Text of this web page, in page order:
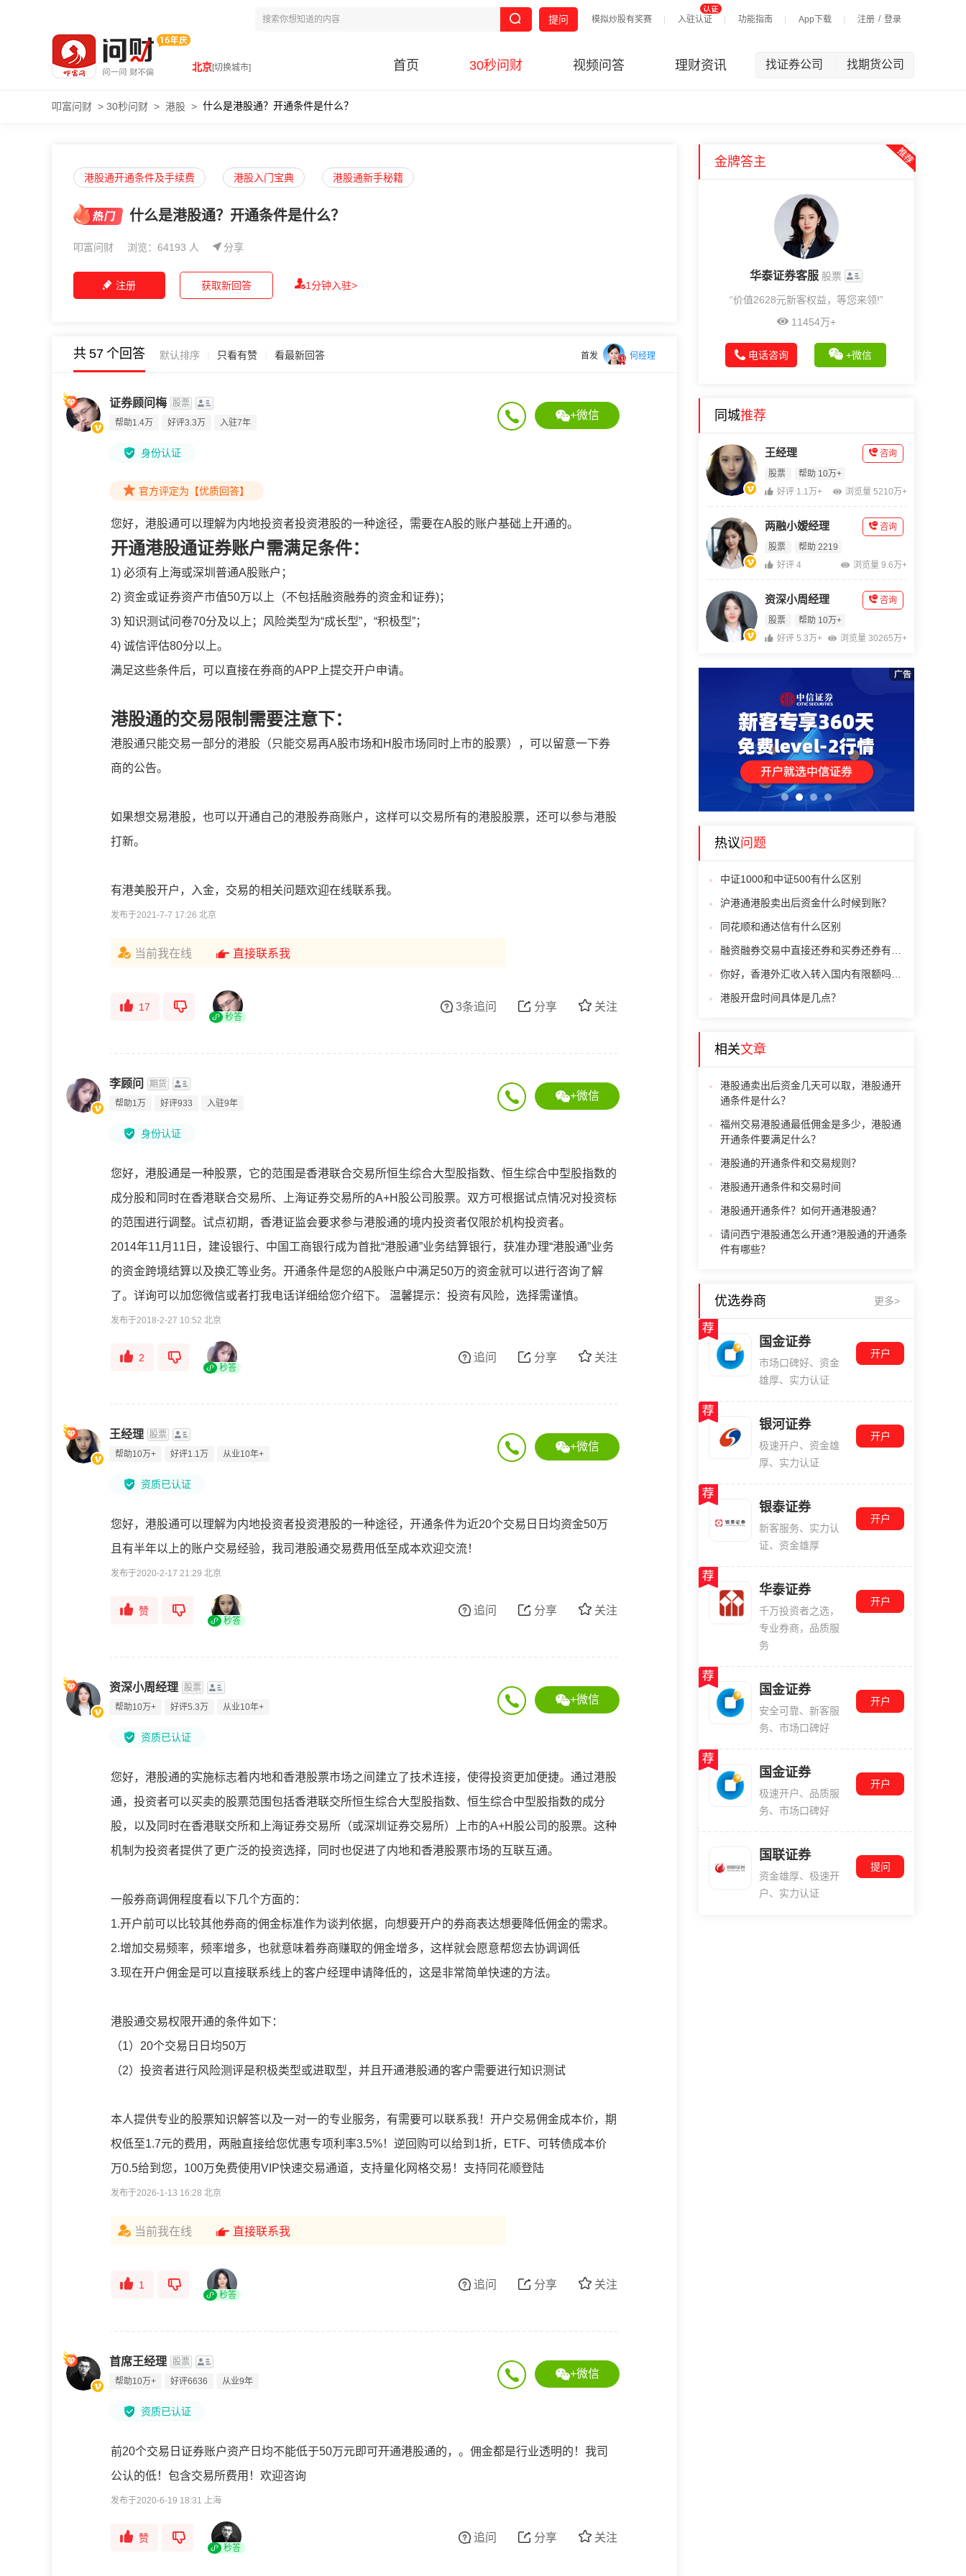
模拟炒股有奖赛 入驻认证 功能指南 App下载 注册 / 登录
提问
北京[切换城市] 首页 30秒问财 视频问答 理财资讯 找证券公司 找期货公司
叩富问财 > 30秒问财 > 港股 > 什么是港股通？开通条件是什么？
港股通开通条件及手续费 港股入门宝典 港股通新手秘籍
什么是港股通？开通条件是什么？
叩富问财 浏览：64193 人 分享
注册 1分钟入驻>
获取新回答
共 57 个回答 默认排序 只看有赞 看最新回答 首发 何经理
+微信
证券顾问梅 股票
帮助1.4万
好评3.3万 入驻7年
身份认证
官方评定为【优质回答】
您好，港股通可以理解为内地投资者投资港股的一种途径，需要在A股的账户基础上开通的。
开通港股通证券账户需满足条件：
1) 必须有上海或深圳普通A股账户；
2) 资金或证券资产市值50万以上（不包括融资融券的资金和证券)；
3) 知识测试问卷70分及以上；风险类型为“成长型”，“积极型”；
4) 诚信评估80分以上。
满足这些条件后，可以直接在券商的APP上提交开户申请。
港股通的交易限制需要注意下：
港股通只能交易一部分的港股（只能交易再A股市场和H股市场同时上市的股票），可以留意一下券
商的公告。
如果想交易港股，也可以开通自己的港股券商账户，这样可以交易所有的港股股票，还可以参与港股
打新。
有港美股开户，入金，交易的相关问题欢迎在线联系我。
发布于2021-7-7 17:26 北京
当前我在线 直接联系我
17
秒答
关注
分享
3条追问
+微信
李顾问
期货
帮助1万
好评933 入驻9年
身份认证
您好，港股通是一种股票，它的范围是香港联合交易所恒生综合大型股指数、恒生综合中型股指数的
成分股和同时在香港联合交易所、上海证券交易所的A+H股公司股票。双方可根据试点情况对投资标
的范围进行调整。试点初期，香港证监会要求参与港股通的境内投资者仅限於机构投资者。
2014年11月11日，建设银行、中国工商银行成为首批“港股通”业务结算银行，获准办理“港股通”业务
的资金跨境结算以及换汇等业务。开通条件是您的A股账户中满足50万的资金就可以进行咨询了解
了。详询可以加您微信或者打我电话详细给您介绍下。 温馨提示：投资有风险，选择需谨慎。
发布于2018-2-27 10:52 北京
2
秒答
关注
分享
追问
+微信
王经理 股票
帮助10万+
好评1.1万 从业10年+
资质已认证
您好，港股通可以理解为内地投资者投资港股的一种途径，开通条件为近20个交易日日均资金50万
且有半年以上的账户交易经验，我司港股通交易费用低至成本欢迎交流！
发布于2020-2-17 21:29 北京
赞
秒答
关注
分享
追问
+微信
资深小周经理 股票
帮助10万+
好评5.3万 从业10年+
资质已认证
您好，港股通的实施标志着内地和香港股票市场之间建立了技术连接，使得投资更加便捷。通过港股
通，投资者可以买卖的股票范围包括香港联交所恒生综合大型股指数、恒生综合中型股指数的成分
股，以及同时在香港联交所和上海证券交易所（或深圳证券交易所）上市的A+H股公司的股票。这种
机制为投资者提供了更广泛的投资选择，同时也促进了内地和香港股票市场的互联互通。
一般券商调佣程度看以下几个方面的：
1.开户前可以比较其他券商的佣金标准作为谈判依据，向想要开户的券商表达想要降低佣金的需求。
2.增加交易频率，频率增多，也就意味着券商赚取的佣金增多，这样就会愿意帮您去协调调低
3.现在开户佣金是可以直接联系线上的客户经理申请降低的，这是非常简单快速的方法。
港股通交易权限开通的条件如下：
（1）20个交易日日均50万
（2）投资者进行风险测评是积极类型或进取型，并且开通港股通的客户需要进行知识测试
本人提供专业的股票知识解答以及一对一的专业服务，有需要可以联系我！开户交易佣金成本价，期
权低至1.7元的费用，两融直接给您优惠专项利率3.5%！逆回购可以给到1折，ETF、可转债成本价
万0.5给到您，100万免费使用VIP快速交易通道，支持量化网格交易！支持同花顺登陆
发布于2026-1-13 16:28 北京
当前我在线 直接联系我
1
秒答
关注
分享
追问
+微信
首席王经理 股票
帮助10万+
好评6636 从业9年
资质已认证
前20个交易日证券账户资产日均不能低于50万元即可开通港股通的，。佣金都是行业透明的！我司
公认的低！包含交易所费用！欢迎咨询
发布于2020-6-19 18:31 上海
赞
秒答
关注
分享
追问
金牌答主
华泰证券客服 股票
“价值2628元新客权益，等您来领!”
11454万+
电话咨询 +微信
同城推荐
王经理
股票 帮助 10万+
咨询
好评 1.1万+ 浏览量 5210万+
两融小嫒经理
股票 帮助 2219
咨询
好评 4 浏览量 9.6万+
资深小周经理
股票 帮助 10万+
咨询
好评 5.3万+ 浏览量 30265万+
1
热议问题
中证1000和中证500有什么区别
沪港通港股卖出后资金什么时候到账？
同花顺和通达信有什么区别
港股开盘时间具体是几点？
相关文章
港股通卖出后资金几天可以取，港股通开
通条件是什么？
福州交易港股通最低佣金是多少，港股通
开通条件要满足什么？
港股通的开通条件和交易规则？
港股通开通条件和交易时间
港股通开通条件？如何开通港股通？
请问西宁港股通怎么开通?港股通的开通条
件有哪些？
优选券商 更多>
国金证券
市场口碑好、资金
雄厚、实力认证
开户
银河证券
极速开户、资金雄
厚、实力认证
开户
银泰证券
新客服务、实力认
证、资金雄厚
开户
华泰证券
千万投资者之选，
专业券商，品质服
务
开户
国金证券
安全可靠、新客服
务、市场口碑好
开户
国金证券
极速开户、品质服
务、市场口碑好
开户
国联证券
资金雄厚、极速开
户、实力认证
提问